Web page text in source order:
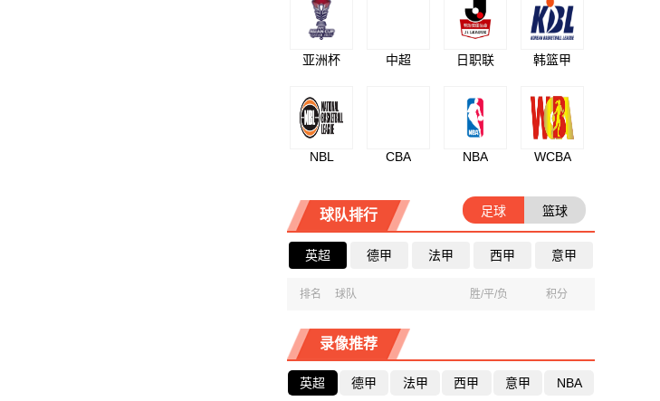
亚洲杯 中超 日职联 韩篮甲
NBL CBA NBA WCBA
球队排行 足球 篮球
英超 德甲 法甲 西甲 意甲
排名 球队 胜/平/负 积分
录像推荐
英超 德甲 法甲 西甲 意甲 NBA